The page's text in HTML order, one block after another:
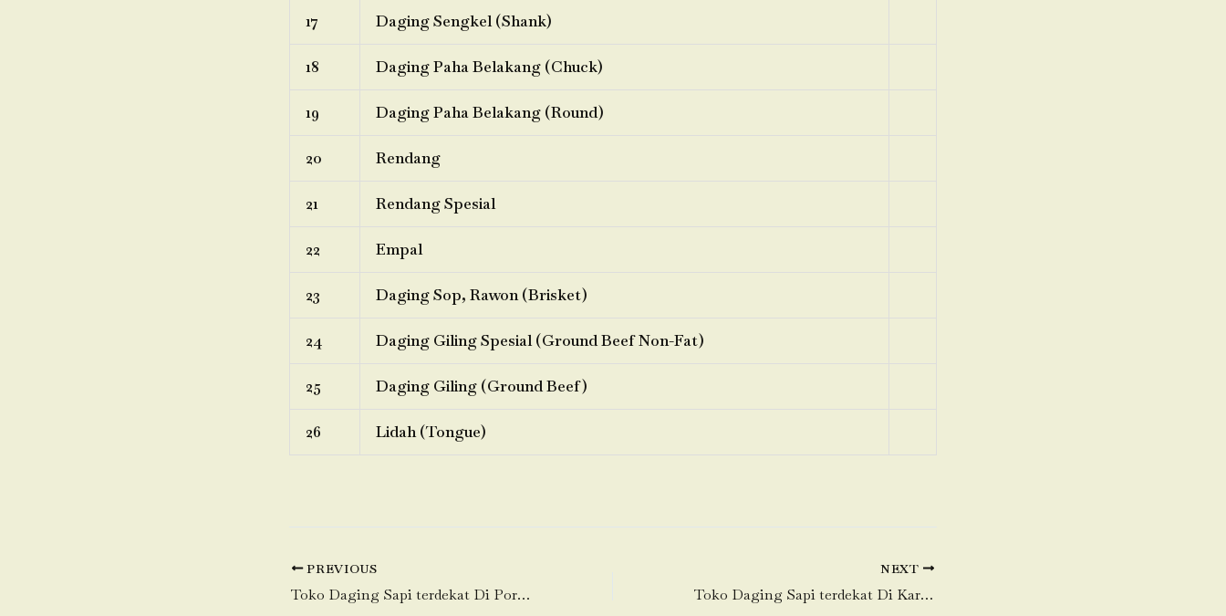
17 Daging Sengkel (Shank)
18 Daging Paha Belakang (Chuck)
19 Daging Paha Belakang (Round)
20 Rendang
21 Rendang Spesial
22 Empal
23 Daging Sop, Rawon (Brisket)
24 Daging Giling Spesial (Ground Beef Non-Fat)
25 Daging Giling (Ground Beef)
26 Lidah (Tongue)
PREVIOUS
Toko Daging Sapi terdekat Di Poris Gaga-Batuceper-Tangerang
NEXT
Toko Daging Sapi terdekat Di Karang Sari-Neglasari-Tangerang